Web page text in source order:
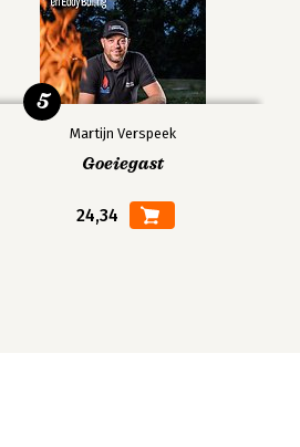
Martijn Verspeek
Goeiegast
24,34
5